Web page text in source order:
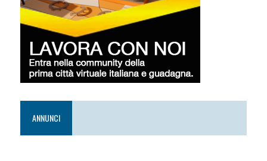
ANNUNCI